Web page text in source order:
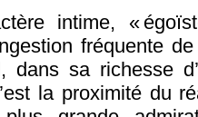
intime, «
fréquente
dans sa richesse
la proximité du